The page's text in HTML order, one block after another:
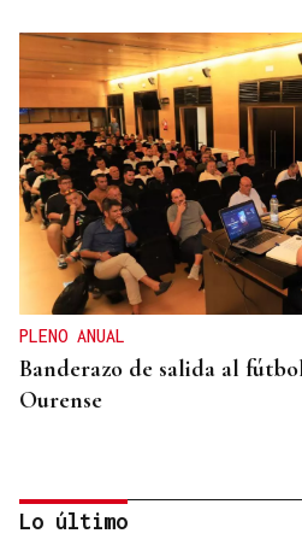
PLENO ANUAL
Banderazo de salida al
Ourense
Lo último